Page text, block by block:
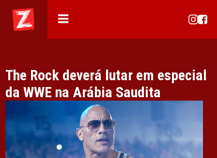
The Rock deverá lutar em especial
da WWE na Arábia Saudita